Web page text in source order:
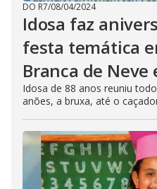
DO R7/08/04/2024
Idosa faz
festa temática
Branca de Neve
Idosa de 88 anos reuniu
anões, a bruxa, até o